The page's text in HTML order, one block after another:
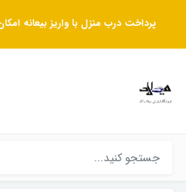
پرداخت درب منزل با واریز بیعانه